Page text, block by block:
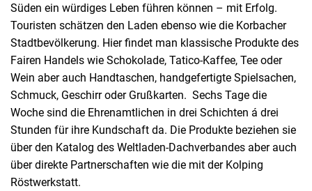
Süden ein würdiges Leben führen können – mit Erfolg.
Touristen schätzen den Laden ebenso wie die Korbacher
Stadtbevölkerung. Hier findet man klassische Produkte des
Fairen Handels wie Schokolade, Tatico-Kaffee, Tee oder
Wein aber auch Handtaschen, handgefertigte Spielsachen,
Schmuck, Geschirr oder Grußkarten. Sechs Tage die
Woche sind die Ehrenamtlichen in drei Schichten á drei
Stunden für ihre Kundschaft da. Die Produkte beziehen sie
über den Katalog des Weltladen-Dachverbandes aber auch
über direkte Partnerschaften wie die mit der Kolping
Röstwerkstatt.